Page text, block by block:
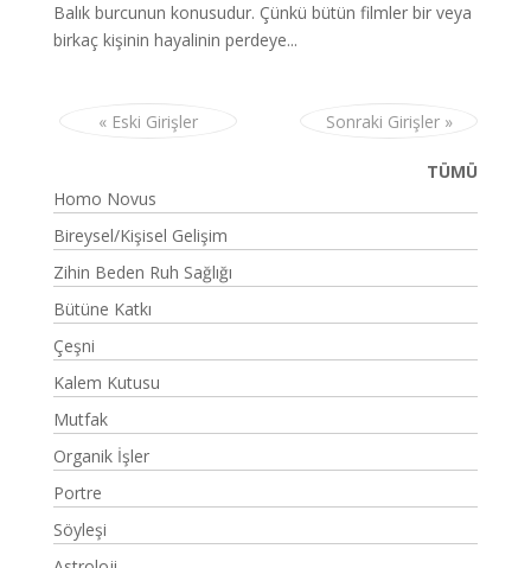
Balık burcunun konusudur. Çünkü bütün filmler bir veya
birkaç kişinin hayalinin perdeye...
« Eski Girişler Sonraki Girişler »
TÜMÜ
Homo Novus
Bireysel/Kişisel Gelişim
Zihin Beden Ruh Sağlığı
Bütüne Katkı
Çeşni
Kalem Kutusu
Mutfak
Organik İşler
Portre
Söyleşi